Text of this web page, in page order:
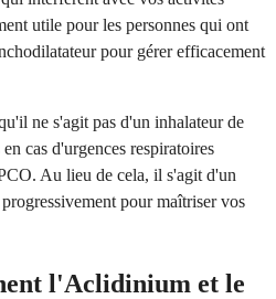
utile pour les personnes qui ont
pour gérer efficacement
ne s'agit pas d'un inhalateur de
cas d'urgences respiratoires
Au lieu de cela, il s'agit d'un
pour maîtriser vos
l'Aclidinium et le